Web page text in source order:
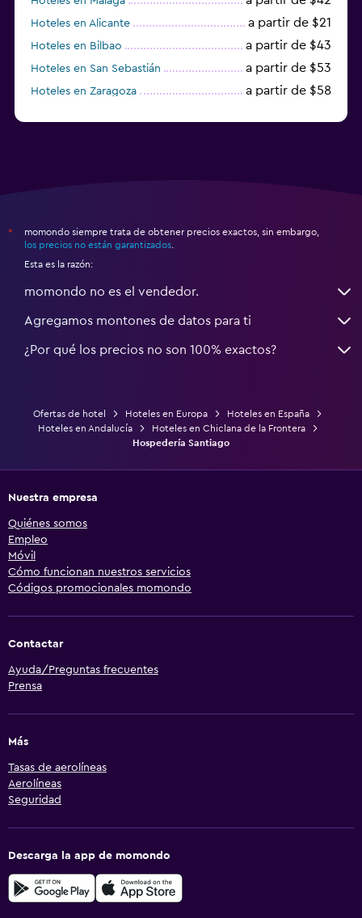
Hoteles en Alicante a partir de $21
Hoteles en Bilbao a partir de $43
Hoteles en San Sebastián a partir de $53
Hoteles en Zaragoza a partir de $58
*
momondo siempre trata de obtener precios exactos, sin embargo,
los precios no están garantizados
Esta es la razón:
momondo no es el vendedor.
Agregamos montones de datos para ti
¿Por qué los precios no son 100% exactos?
Ofertas de hotel Hoteles en Europa
Hoteles en España
Hoteles en Andalucía
Hoteles en Chiclana de la Frontera
Hospedería Santiago
Nuestra empresa
Quiénes somos
Empleo
Móvil
Cómo funcionan nuestros servicios
Códigos promocionales momondo
Contactar
Ayuda/Preguntas frecuentes
Prensa
Más
Tasas de aerolíneas
Aerolíneas
Seguridad
Descarga la app de momondo